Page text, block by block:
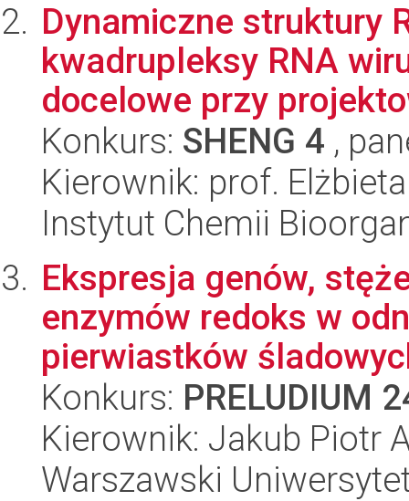
Dynamiczne struktury
kwadrupleksy RNA
docelowe przy
Konkurs: SHENG 4 ,
Kierownik: prof.
Instytut Chemii
Ekspresja genów,
enzymów redoks w
pierwiastków
Konkurs: PRELUDIUM
Kierownik: Jakub Piotr
Warszawski